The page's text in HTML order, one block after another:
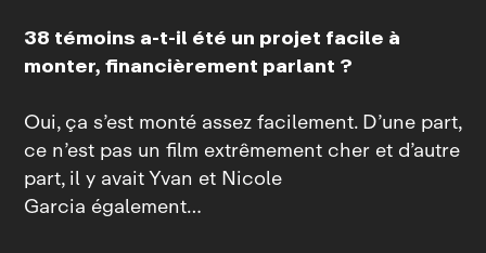
38 témoins a‑t‑il été un projet facile à
monter, financièrement parlant ?
Oui, ça s’est monté assez facilement. D’une part,
ce n’est pas un film extrêmement cher et d’autre
part, il y avait Yvan et Nicole
Garcia également…